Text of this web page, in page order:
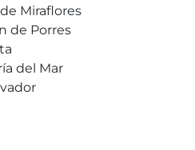
Miraflores
de Porres
del Mar